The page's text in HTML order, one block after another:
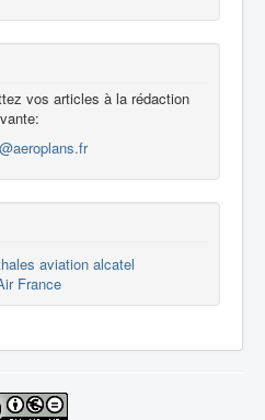
vos articles à la rédaction
aviation alcatel
France